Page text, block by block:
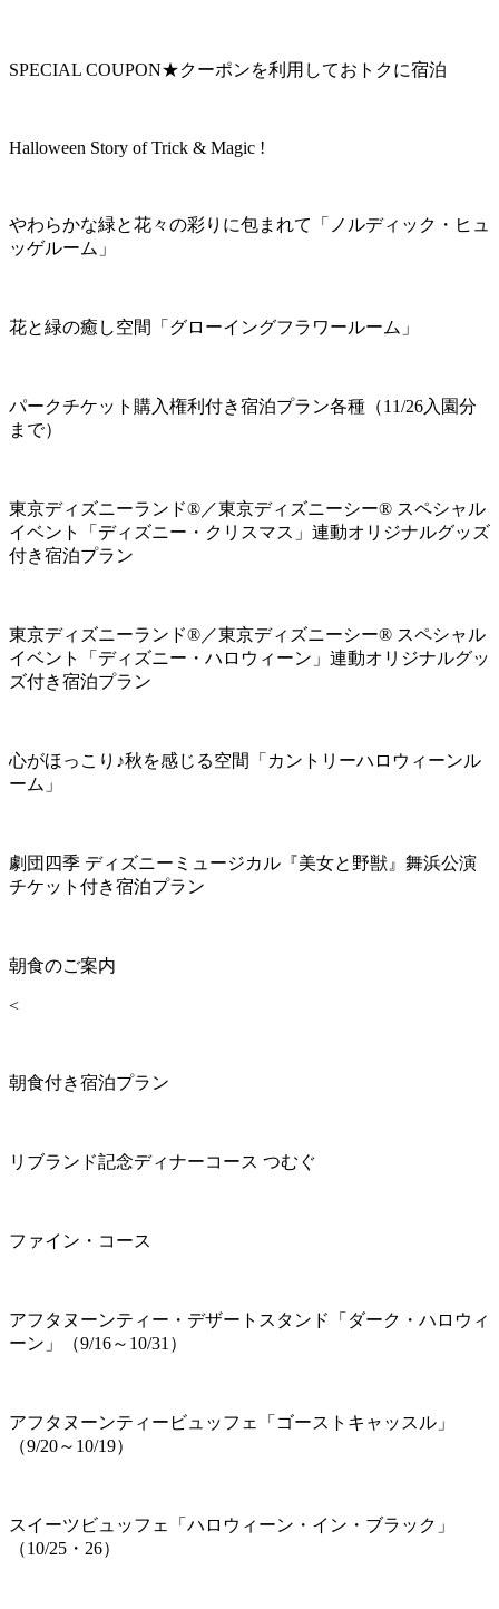
SPECIAL COUPON★クーポンを利用しておトクに宿泊
Halloween Story of Trick & Magic !
やわらかな緑と花々の彩りに包まれて「ノルディック・ヒュ
ッゲルーム」
花と緑の癒し空間「グローイングフラワールーム」
パークチケット購入権利付き宿泊プラン各種（11/26入園分
まで）
東京ディズニーランド®／東京ディズニーシー® スペシャル
イベント「ディズニー・クリスマス」連動オリジナルグッズ
付き宿泊プラン
東京ディズニーランド®／東京ディズニーシー® スペシャル
イベント「ディズニー・ハロウィーン」連動オリジナルグッ
ズ付き宿泊プラン
心がほっこり♪秋を感じる空間「カントリーハロウィーンル
ーム」
劇団四季 ディズニーミュージカル『美女と野獣』舞浜公演
チケット付き宿泊プラン
朝食のご案内
<
朝食付き宿泊プラン
リブランド記念ディナーコース つむぐ
ファイン・コース
アフタヌーンティー・デザートスタンド「ダーク・ハロウィ
ーン」（9/16～10/31）
アフタヌーンティービュッフェ「ゴーストキャッスル」
（9/20～10/19）
スイーツビュッフェ「ハロウィーン・イン・ブラック」
（10/25・26）